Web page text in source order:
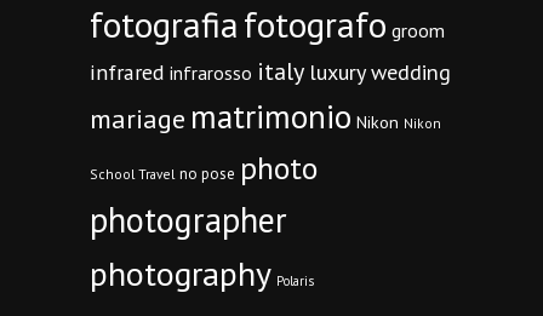
fotografiafotografo groom
infrared infrarosso italy luxury wedding
mariage matrimonio Nikon Nikon
School Travel no pose photo
photographer
photography Polaris